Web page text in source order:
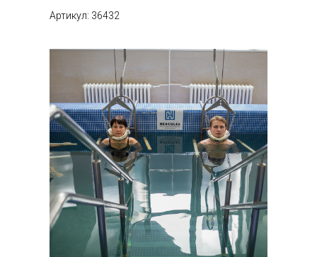
Артикул: 36432